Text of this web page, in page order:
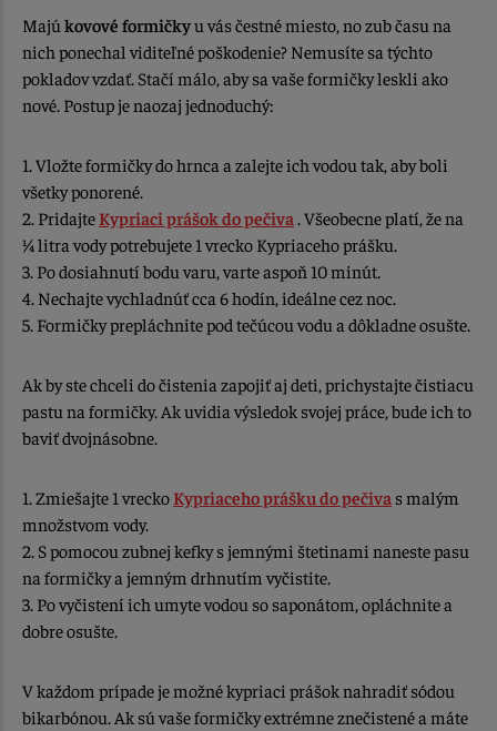
Majú kovové formičkyu vás čestné miesto, no zub času na
nich ponechal viditeľné poškodenie? Nemusíte sa týchto
pokladov vzdať. Stačí málo, aby sa vaše formičky leskli ako
nové. Postup je naozaj jednoduchý:
1. Vložte formičky do hrnca a zalejte ich vodou tak, aby boli
všetky ponorené.
2. Pridajte Kypriaci prášok do pečiva . Všeobecne platí, že na
¼ litra vody potrebujete 1 vrecko Kypriaceho prášku.
3. Po dosiahnutí bodu varu, varte aspoň 10 minút.
4. Nechajte vychladnúť cca 6 hodín, ideálne cez noc.
5. Formičky prepláchnite pod tečúcou vodu a dôkladne osušte.
Ak by ste chceli do čistenia zapojiť aj deti, prichystajte čistiacu
pastu na formičky. Ak uvidia výsledok svojej práce, bude ich to
baviť dvojnásobne.
1. Zmiešajte 1 vrecko Kypriaceho prášku do pečiva s malým
množstvom vody.
2. S pomocou zubnej kefky s jemnými štetinami naneste pasu
na formičky a jemným drhnutím vyčistite.
3. Po vyčistení ich umyte vodou so saponátom, opláchnite a
dobre osušte.
V každom prípade je možné kypriaci prášok nahradiť sódou
bikarbónou. Ak sú vaše formičky extrémne znečistené a máte